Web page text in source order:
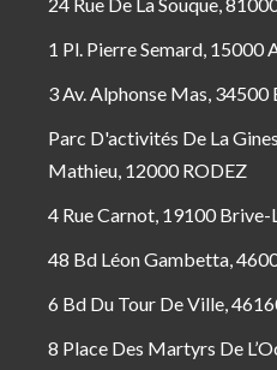
1 Pl. Pierre Semard, 15000
3 Av. Alphonse Mas, 34500
Parc D'activités De La
Mathieu, 12000 RODEZ
4 Rue Carnot, 19100
48 Bd Léon Gambetta,
6 Bd Du Tour De Ville,
8 Place Des Martyrs De